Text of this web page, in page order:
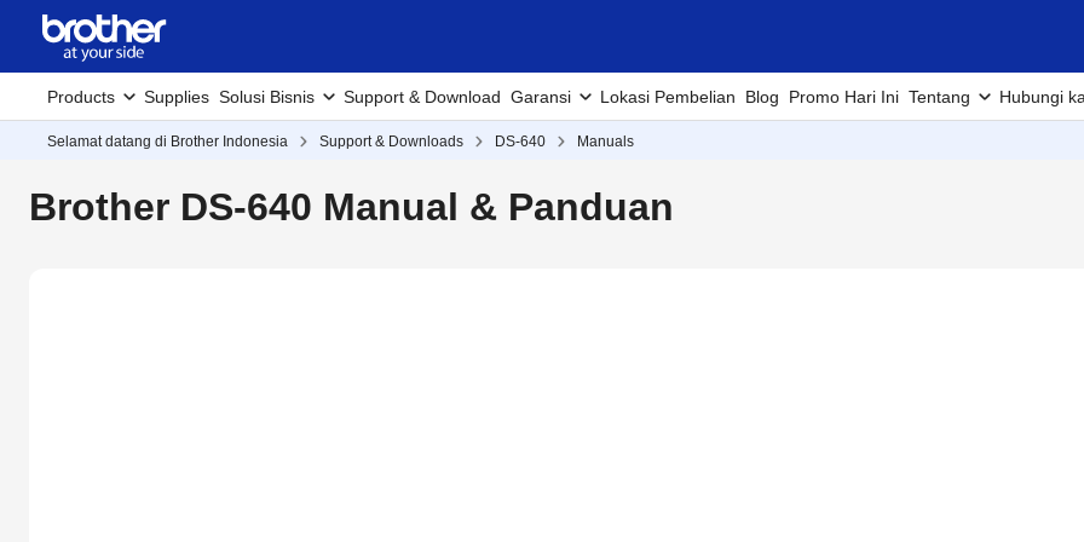
Products Supplies Solusi Bisnis Support & Download Garansi Lokasi Pembelian Blog Promo Hari Ini Tentang Hubungi
Selamat datang di Brother Indonesia Support & Downloads DS-640 Manuals
Brother DS-640 Manual & Panduan